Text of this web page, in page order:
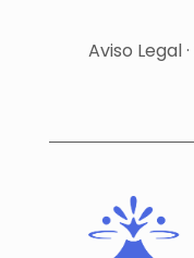
Aviso Legal·